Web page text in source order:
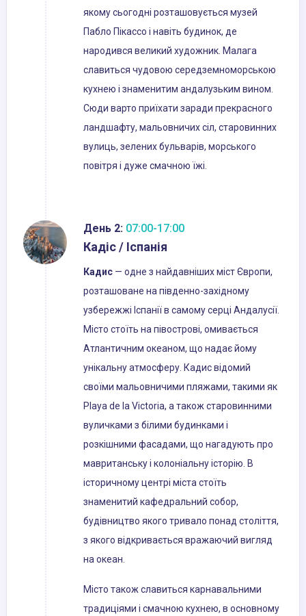
якому сьогодні розташовується музей
Пабло Пікассо і навіть будинок, де
народився великий художник. Малага
славиться чудовою середземноморською
кухнею і знаменитим андалузьким вином.
Сюди варто приїхати заради прекрасного
ландшафту, мальовничих сіл, старовинних
вулиць, зелених бульварів, морського
повітря і дуже смачною їжі.
День 2: 07:00-17:00
Кадіс / Іспанія
Кадис — одне з найдавніших міст Європи,
розташоване на південно-західному
узбережжі Іспанії в самому серці Андалусії.
Місто стоїть на півострові, омивається
Атлантичним океаном, що надає йому
унікальну атмосферу. Кадис відомий
своїми мальовничими пляжами, такими як
Playa de la Victoria, а також старовинними
вуличками з білими будинками і
розкішними фасадами, що нагадують про
мавританську і колоніальну історію. В
історичному центрі міста стоїть
знаменитий кафедральний собор,
будівництво якого тривало понад століття,
з якого відкривається вражаючий вигляд
на океан.
Місто також славиться карнавальними
традиціями і смачною кухнею, в основному